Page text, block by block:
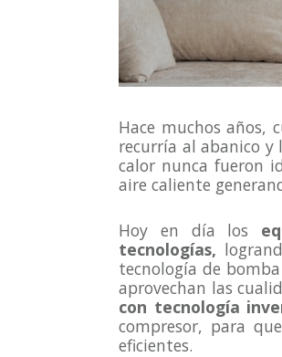
Hace muchos años,
recurría al abanico y
calor nunca fueron
aire caliente
Hoy en día los
tecnologías,
tecnología de
aprovechan las
con tecnología
compresor, para
eficientes.